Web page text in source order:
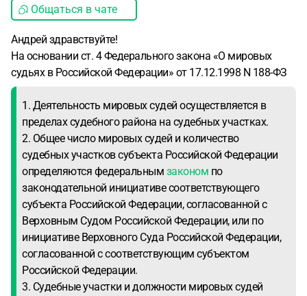
Общаться в чате
Андрей здравствуйте!
На основании ст. 4 Федерального закона «О мировых
судьях в Российской Федерации» от 17.12.1998 N 188-ФЗ
1. Деятельность мировых судей осуществляется в
пределах судебного района на судебных участках.
2. Общее число мировых судей и количество
судебных участков субъекта Российской Федерации
определяются федеральным законом по
законодательной инициативе соответствующего
субъекта Российской Федерации, согласованной с
Верховным Судом Российской Федерации, или по
инициативе Верховного Суда Российской Федерации,
согласованной с соответствующим субъектом
Российской Федерации.
3. Судебные участки и должности мировых судей